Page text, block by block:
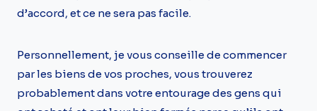
d’accord, et ce ne sera pas facile.
Personnellement, je vous conseille de commencer
par les biens de vos proches, vous trouverez
probablement dans votre entourage des gens qui